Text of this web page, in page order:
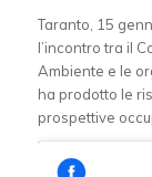
Taranto, 15
l’incontro tra il
Ambiente e le
ha prodotto le
prospettive